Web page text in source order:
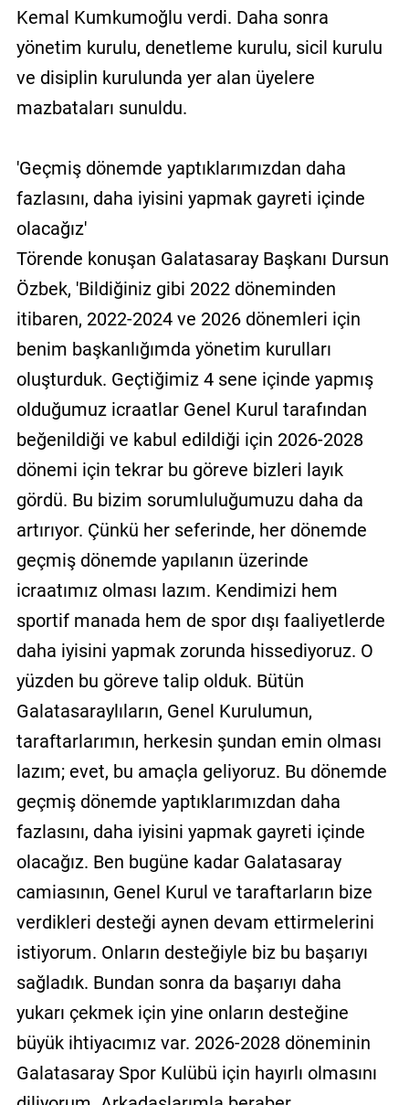
Kemal Kumkumoğlu verdi. Daha sonra
yönetim kurulu, denetleme kurulu, sicil kurulu
ve disiplin kurulunda yer alan üyelere
mazbataları sunuldu.
'Geçmiş dönemde yaptıklarımızdan daha
fazlasını, daha iyisini yapmak gayreti içinde
olacağız'
Törende konuşan Galatasaray Başkanı Dursun
Özbek, 'Bildiğiniz gibi 2022 döneminden
itibaren, 2022-2024 ve 2026 dönemleri için
benim başkanlığımda yönetim kurulları
oluşturduk. Geçtiğimiz 4 sene içinde yapmış
olduğumuz icraatlar Genel Kurul tarafından
beğenildiği ve kabul edildiği için 2026-2028
dönemi için tekrar bu göreve bizleri layık
gördü. Bu bizim sorumluluğumuzu daha da
artırıyor. Çünkü her seferinde, her dönemde
geçmiş dönemde yapılanın üzerinde
icraatımız olması lazım. Kendimizi hem
sportif manada hem de spor dışı faaliyetlerde
daha iyisini yapmak zorunda hissediyoruz. O
yüzden bu göreve talip olduk. Bütün
Galatasaraylıların, Genel Kurulumun,
taraftarlarımın, herkesin şundan emin olması
lazım; evet, bu amaçla geliyoruz. Bu dönemde
geçmiş dönemde yaptıklarımızdan daha
fazlasını, daha iyisini yapmak gayreti içinde
olacağız. Ben bugüne kadar Galatasaray
camiasının, Genel Kurul ve taraftarların bize
verdikleri desteği aynen devam ettirmelerini
istiyorum. Onların desteğiyle biz bu başarıyı
sağladık. Bundan sonra da başarıyı daha
yukarı çekmek için yine onların desteğine
büyük ihtiyacımız var. 2026-2028 döneminin
Galatasaray Spor Kulübü için hayırlı olmasını